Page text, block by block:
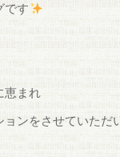
です
恵まれ
ョンをさせていただ